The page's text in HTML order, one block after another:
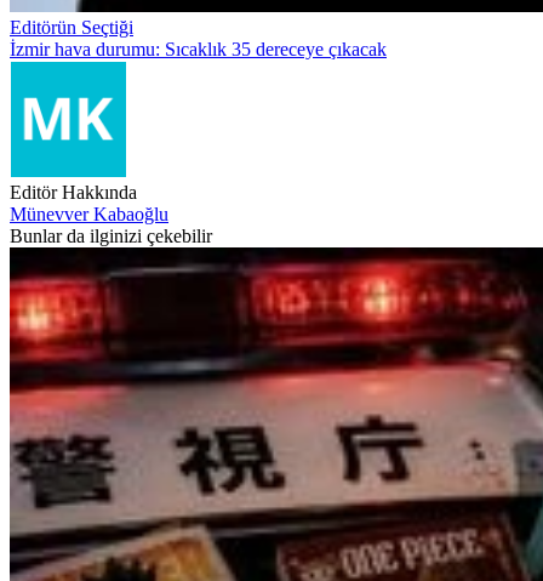
Editörün Seçtiği
İzmir hava durumu: Sıcaklık 35 dereceye çıkacak
Editör Hakkında
Münevver Kabaoğlu
Bunlar da ilginizi çekebilir